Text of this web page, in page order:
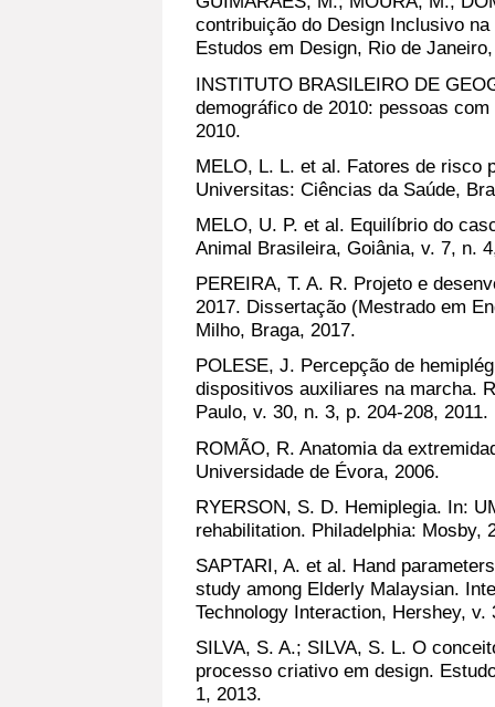
contribuição do Design Inclusivo
Estudos em Design, Rio de
INSTITUTO BRASILEIRO DE
demográfico de 2010: pessoas
2010.
MELO, L. L. et al. Fatores de risco
Universitas: Ciências da Saúde,
MELO, U. P. et al. Equilíbrio do
Animal Brasileira, Goiânia, v. 7, n.
PEREIRA, T. A. R. Projeto e
2017. Dissertação (Mestrado em
Milho, Braga, 2017.
POLESE, J. Percepção de
dispositivos auxiliares na marcha.
Paulo, v. 30, n. 3, p. 204-208, 2011.
ROMÃO, R. Anatomia da
Universidade de Évora, 2006.
RYERSON, S. D. Hemiplegia. In:
rehabilitation. Philadelphia: Mosby,
SAPTARI, A. et al. Hand
study among Elderly Malaysian.
Technology Interaction, Hershey, v.
SILVA, S. A.; SILVA, S. L. O
processo criativo em design.
1, 2013.